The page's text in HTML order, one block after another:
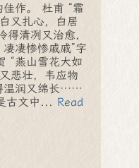
佳作。 杜甫 “霜
又扎心，白居
得清冽又治愈，
凄惨惨戚戚”字
“燕山雪花大如
悲壮，韦应物
温润又绵长……
古文中... Read